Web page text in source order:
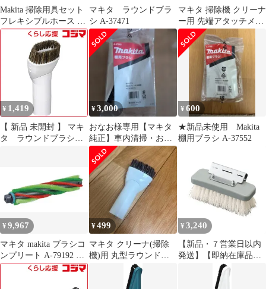
Makita 掃除用具セット
フレキシブルホース ラ
ウンドブラシ
マキタ ラウンドブラ
シ A-37471
マキタ 掃除機 クリーナ
ー用 先端アタッチメン
ト 3点セット A-72285
A-72279 A-72512 オリ
ーブ 棚ブラシ ラウンド
ブラシ フレキシブルホ
ース カーキ makita
cl107 cl108 クリーナー
ノズル セット
¥ 1,419
【 新品 未開封 】 マキ
タ ラウンドブラシ
¥3,000
おなお様専用【マキタ
純正】車内清掃・お掃
除3点セット ホース/棚
用ブラシ/シート
¥600
★新品未使用 Makita
棚用ブラシ A-37552
¥9,967
マキタ makita ブラシコ
ンプリート A-79192 充
電式 クリーナー 用
¥499
マキタ クリーナ(掃除
機)用 丸型ラウンドブ
ラシ 白 A-65947
¥ 3,240
【新品・７営業日以内
発送】【即納在庫品】
【個人宅配送不可】エ
スコ EA928AY-513